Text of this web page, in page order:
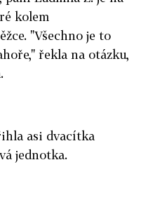
kolem
"Všechno je to
řekla na otázku,
asi dvacítka
jednotka.